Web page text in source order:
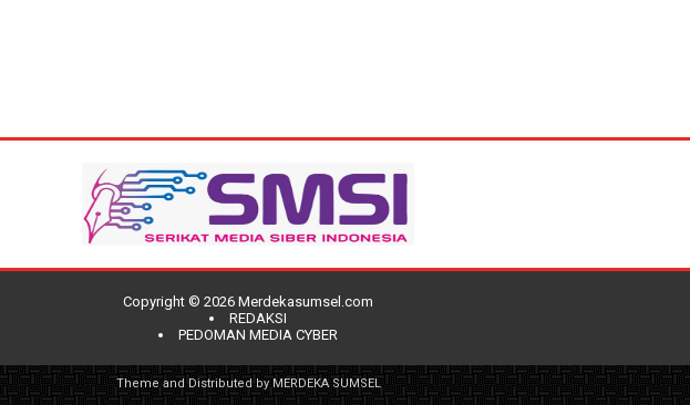
Copyright © 2026 Merdekasumsel.com
REDAKSI
PEDOMAN MEDIA CYBER
Theme and Distributed byMERDEKA SUMSEL